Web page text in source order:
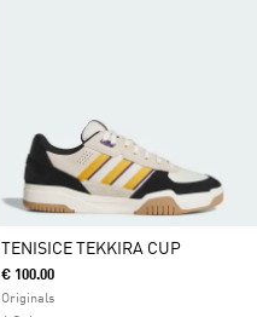
TENISICE TEKKIRA CUP
€ 100.00
Originals